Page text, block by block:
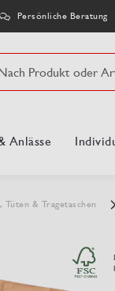
Persönliche Beratung
Anlässe
Tüten & Tragetaschen